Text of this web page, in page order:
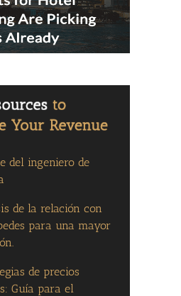
del ingeniero de
de la relación con
para una mayor
de precios
Guía para el